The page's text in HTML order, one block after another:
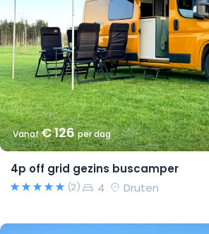
Vanaf€ 126per dag
4p off grid gezins buscamper
(2) 4 Druten